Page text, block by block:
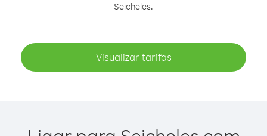
Seicheles.
Visualizar tarifas